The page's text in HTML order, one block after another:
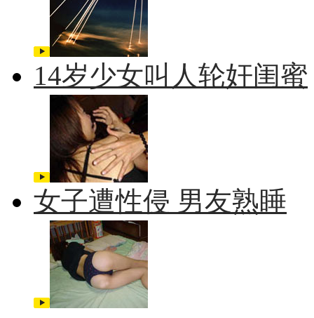
14岁少女叫人轮奸闺蜜
女子遭性侵 男友熟睡